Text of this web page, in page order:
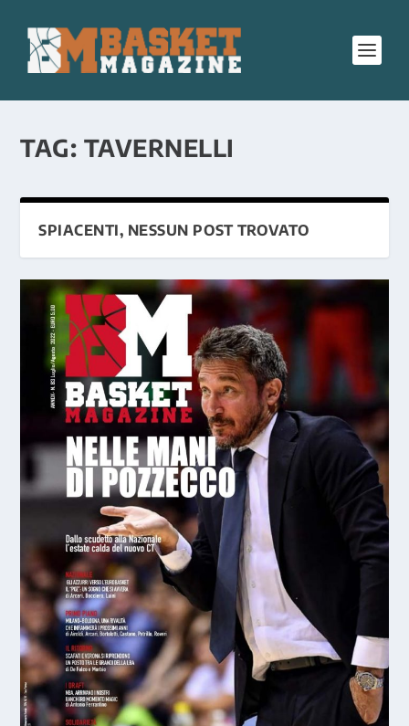
TAG: TAVERNELLI
BM ON LBA/ LA SOLIDITÀ DI TORTONA
VINCE ANCORA, CO...
SPIACENTI, NESSUN POST TROVATO